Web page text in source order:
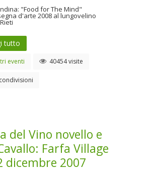
tutto
eventi 40454 visite
del Vino novello e
Farfa Village
dicembre 2007